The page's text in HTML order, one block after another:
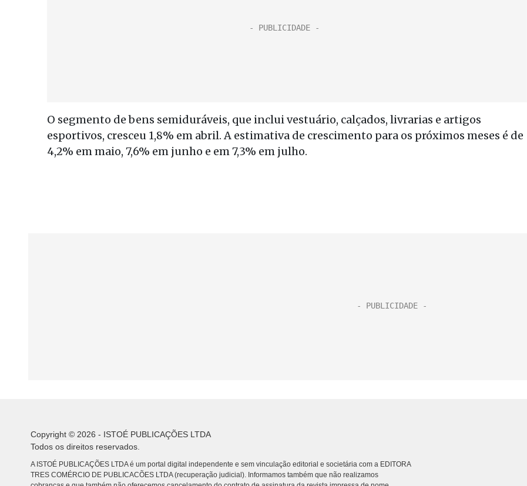
O segmento de bens semiduráveis, que inclui vestuário, calçados, livrarias e artigos
esportivos, cresceu 1,8% em abril. A estimativa de crescimento para os próximos meses é de
4,2% em maio, 7,6% em junho e em 7,3% em julho.
Copyright © 2026 - ISTOÉ PUBLICAÇÕES LTDA
Todos os direitos reservados.
A ISTOÉ PUBLICAÇÕES LTDA é um portal digital independente e sem vinculação editorial e societária com a EDITORA
TRES COMÉRCIO DE PUBLICACÕES LTDA (recuperação judicial). Informamos também que não realizamos